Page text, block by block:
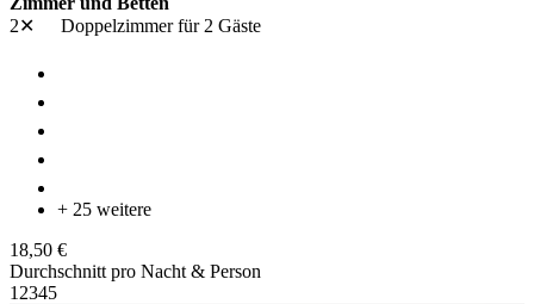
2✕
Doppelzimmerfür 2 Gäste
+ 25 weitere
18,50 €
Durchschnitt pro Nacht & Person
1 2345